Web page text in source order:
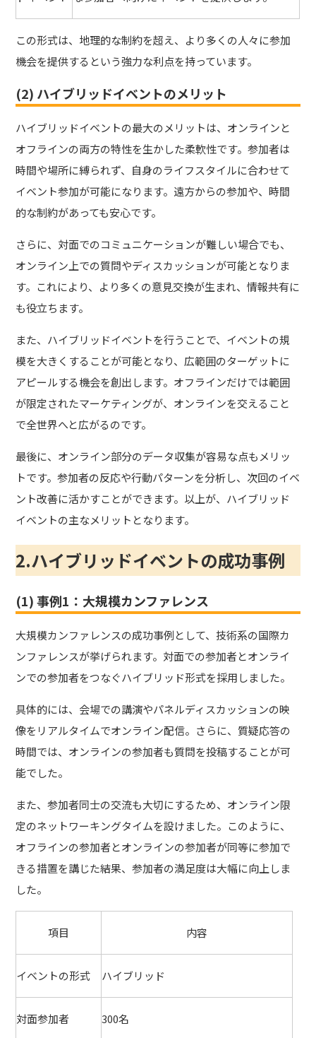
この形式は、地理的な制約を超え、より多くの人々に参加
機会を提供するという強力な利点を持っています。
(2) ハイブリッドイベントのメリット
ハイブリッドイベントの最大のメリットは、オンラインと
オフラインの両方の特性を生かした柔軟性です。参加者は
時間や場所に縛られず、自身のライフスタイルに合わせて
イベント参加が可能になります。遠方からの参加や、時間
的な制約があっても安心です。
さらに、対面でのコミュニケーションが難しい場合でも、
オンライン上での質問やディスカッションが可能となりま
す。これにより、より多くの意見交換が生まれ、情報共有に
も役立ちます。
また、ハイブリッドイベントを行うことで、イベントの規
模を大きくすることが可能となり、広範囲のターゲットに
アピールする機会を創出します。オフラインだけでは範囲
が限定されたマーケティングが、オンラインを交えること
で全世界へと広がるのです。
最後に、オンライン部分のデータ収集が容易な点もメリッ
トです。参加者の反応や行動パターンを分析し、次回のイベ
ント改善に活かすことができます。以上が、ハイブリッド
イベントの主なメリットとなります。
2.ハイブリッドイベントの成功事例
(1) 事例1：大規模カンファレンス
大規模カンファレンスの成功事例として、技術系の国際カ
ンファレンスが挙げられます。対面での参加者とオンライ
ンでの参加者をつなぐハイブリッド形式を採用しました。
具体的には、会場での講演やパネルディスカッションの映
像をリアルタイムでオンライン配信。さらに、質疑応答の
時間では、オンラインの参加者も質問を投稿することが可
能でした。
また、参加者同士の交流も大切にするため、オンライン限
定のネットワーキングタイムを設けました。このように、
オフラインの参加者とオンラインの参加者が同等に参加で
きる措置を講じた結果、参加者の満足度は大幅に向上しま
した。
項目 内容
イベントの形式 ハイブリッド
対面参加者 300名